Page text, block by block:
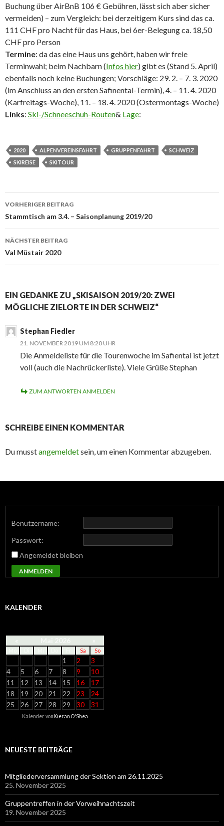
Buchung über AirBnB 106 € Gebühren, lässt sich aber sicher
vermeiden) – zum Vergleich: bei derzeitigem Kurs sind das ca.
111 CHF pro Nacht für das Haus, bei 6er-Belegung ca. 18,50
CHF pro Person
Termine: da das eine Haus uns gehört, haben wir freie
Terminwahl; beim Nachbarn (Infos hier) gibt es (Stand 5. April)
ebenfalls noch keine Buchungen; Vorschläge: 29. 2. – 7. 3. 2020
(im Anschluss an den ersten Safinental-Termin), 4. – 11. 4. 2020
(Karfreitags-Woche), 11. – 18. 4. 2020 (Ostermontags-Woche)
Links: Ski-/Schneeschuh-Routen& Lage:
2020 ALPENVEREINSFAHRT GRUPPENFAHRT
SCHWEIZ
SKIREISE
SKITOUR
Beitrags-
Navigation
VORHERIGER BEITRAG
Stammtisch am 3.4. – Saisonplanung 2019/20
NÄCHSTER BEITRAG
Val Müstair 2020
EIN GEDANKE ZU „SKISAISON 2019/20: ZWEI
MÖGLICHE ZIELORTE IN DER SCHWEIZ“
Stephan Fiedler
21. NOVEMBER 2019 UM 8:20 UHR
Die Anmeldeliste für die Tourenwoche im Safiental ist jetzt
voll (auch die Nachrückerliste). Viele Grüße Stephan
ZUM ANTWORTEN ANMELDEN
SCHREIBE EINEN KOMMENTAR
Du musstangemeldetsein, um einen Kommentar abzugeben.
Benutzername:
Passwort:
Angemeldet bleiben
ANMELDEN
KALENDER
« »
Sa So
1 2
3
4
5 6 7 8 9
10
11
12 13 14 15 16
17
18
19 20 21 22 23
24
25
26 27 28 29 30 31
Kalender vonKieran O'Shea
NEUESTE BEITRÄGE
Mitgliederversammlung der Sektion am 26.11.2025
25. November 2025
Gruppentreffen in der Vorweihnachtszeit
19. November 2025